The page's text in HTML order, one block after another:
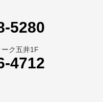
5280
ク五井1F
4712